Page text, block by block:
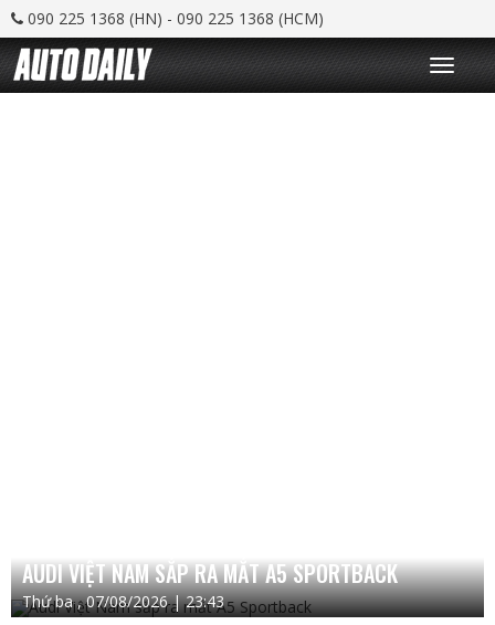
090 225 1368 (HN) - 090 225 1368 (HCM)
T
o
g
AUDI VIỆT NAM SẮP RA MẮT A5 SPORTBACK
Thứ ba , 07/08/2026 | 23:43